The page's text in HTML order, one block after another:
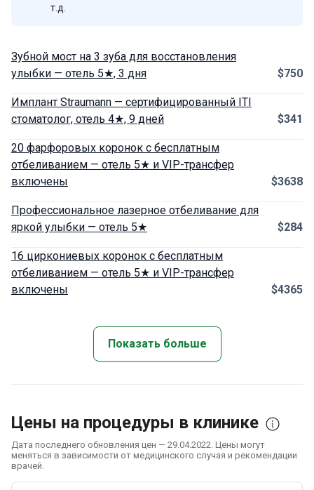
т.д.
Зубной мост на 3 зуба для восстановления
улыбки — отель 5★, 3 дня
$750
Имплант Straumann — сертифицированный ITI
стоматолог, отель 4★, 9 дней
$341
20 фарфоровых коронок с бесплатным
отбеливанием — отель 5★ и VIP-трансфер
включены
$3638
Профессиональное лазерное отбеливание для
яркой улыбки — отель 5★
$284
16 циркониевых коронок с бесплатным
отбеливанием — отель 5★ и VIP-трансфер
включены
$4365
Показать больше
Цены на процедуры в клинике
Дата последнего обновления цен — 29.04.2022. Цены могут
меняться в зависимости от медицинского случая и рекомендации
врачей.